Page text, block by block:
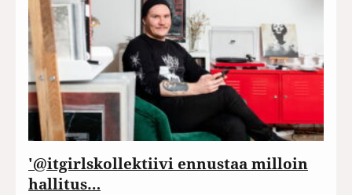
'@itgirlskollektiivi ennustaa milloin
hallitus…